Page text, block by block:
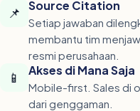
📌 Source Citation
Setiap jawaban
membantu tim
resmi perusahaan.
📱 Akses di Mana Saja
Mobile-first. Sales di
dari genggaman.